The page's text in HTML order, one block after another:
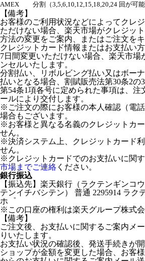
AMEX
分割（3,5,6,10,12,15,18,20,24 回が可
【備考】
お客様のご利用状況などによってクレ
ただけない場合、楽天市場がクレジッ
方法の変更をご案内、またはご注文を
クレジットカード情報またはお支払い
7日間変更いただけない場合、楽天市場
ンセルいたします。
分割払い、リボルビング払い又はボー
払いとなる場合、割賦販売法第30条2の
第54条1項各号に定められた事項は、注
ールにより交付します。
※ご注文の際にお客様の本人確認（電
場合もございます。
※お客様と異なる名義のクレジットカ
せん。
※決済システム上、クレジットカード
せん。
※クレジットカードでのお支払いに関
市場までご連絡 ください。
銀行振込
【振込先】楽天銀行（ラクテンギンコ
テンイチバシテン） 普通 2295914 ラク
ホ゜
※この口座の権利は楽天グループ株式会
【備考】
ご注文後、お支払いに関するご案内メ
りいたします。
お支払い状況の確認後、発送手続きが開
ショップが金額を変更した場合、お客